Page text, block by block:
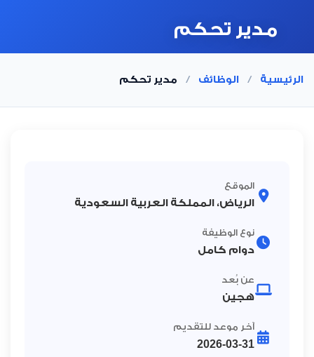
مدير تحكم
الرئيسية / الوظائف / مدير تحكم
الموقع
الرياض، المملكة العربية السعودية
نوع الوظيفة
دوام كامل
عن بُعد
هجين
آخر موعد للتقديم
2026-03-31